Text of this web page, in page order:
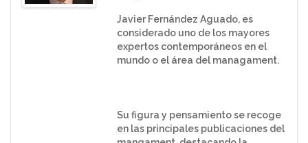
Javier Fernández Aguado, es
considerado uno de los mayores
expertos contemporáneos en el
mundo o el área del managament.
Su figura y pensamiento se recoge
en las principales publicaciones del